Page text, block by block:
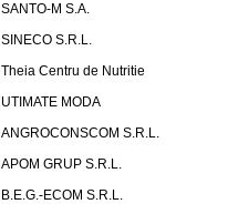
SANTO-M S.A.
SINECO S.R.L.
Theia Centru de Nutritie
UTIMATE MODA
ANGROCONSCOM S.R.L.
APOM GRUP S.R.L.
B.E.G.-ECOM S.R.L.